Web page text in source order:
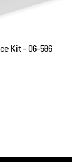
Kit - 06-596